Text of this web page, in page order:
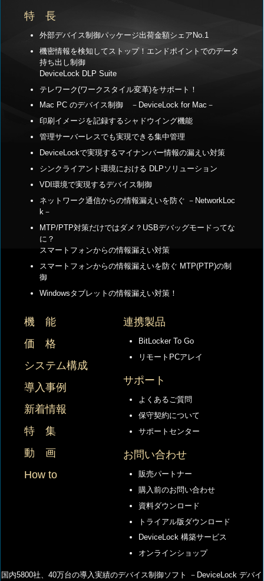
特 長
外部デバイス制御パッケージ出荷金額シェアNo.1
機密情報を検知してストップ！エンドポイントでのデータ
持ち出し制御
DeviceLock DLP Suite
テレワーク(ワークスタイル変革)をサポート！
Mac PC のデバイス制御 －DeviceLock for Mac－
印刷イメージを記録するシャドウイング機能
管理サーバーレスでも実現できる集中管理
DeviceLockで実現するマイナンバー情報の漏えい対策
シンクライアント環境における DLPソリューション
VDI環境で実現するデバイス制御
ネットワーク通信からの情報漏えいを防ぐ －NetworkLoc
k－
MTP/PTP対策だけではダメ？USBデバッグモードってな
に？
スマートフォンからの情報漏えい対策
スマートフォンからの情報漏えいを防ぐ MTP(PTP)の制
御
Windowsタブレットの情報漏えい対策！
機 能
価 格
システム構成
導入事例
新着情報
特 集
動 画
How to
連携製品
BitLocker To Go
リモートPCアレイ
サポート
よくあるご質問
保守契約について
サポートセンター
お問い合わせ
販売パートナー
購入前のお問い合わせ
資料ダウンロード
トライアル版ダウンロード
DeviceLock 構築サービス
オンラインショップ
国内5800社、40万台の導⼊実績のデバイス制御ソフト －DeviceLock デバイ